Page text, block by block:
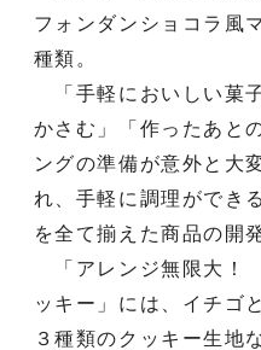
フォンダンショコラ風
種類。
「手軽においしい菓
かさむ」「作ったあと
ングの準備が意外と大
れ、手軽に調理ができ
を全て揃えた商品の開
「アレンジ無限大！
ッキー」には、イチゴ
３種類のクッキー生地